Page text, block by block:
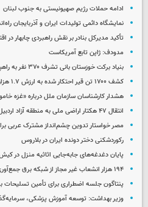
ادامه حملات رژیم صهیونیستی به جنوب لبنان
نمایشگاه دائمی تولیدات ایران و آذربایجان
تأکید مدیرکل بنادر بر نقش راهبردی چابهار در
مدودف: ژاپن تابع آمریکاست
بنیاد برکت خوزستان بانی تشرف ۳۷۰ نفر به راهپیمایی اربعین حسینی
کشف ۱۷۰۰ تن قیر احتکار شده به ارزش ۱.۷ هزار میلیارد تومان در هرمزگان
هشدار کارشناسان سازمان ملل درباره «غزه‌
انتقال ۴۷ هکتار اراضی ملی به منطقه آزاد اردبیل -بیله‌سوار
مصر خواستار تدوین چشم‌انداز مشترک عربی
رکوردشکنی دختر دونده ایران در بلاروس
پایان دغدغه‌های جابه‌جایی اثاثیه منزل در
۱۹۴ هزار انشعاب غیر مجاز از شبکه برق جمع‌آوری شد
پنتاگون جلسه اضطراری برای تأمین تسلیحات
وزیر بهداشت: توسعه آموزش پزشکی،